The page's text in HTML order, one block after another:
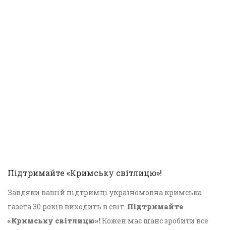
Підтримайте «Кримську світлицю»!
Завдяки вашій підтримці україномовна кримська
газета 30 років виходить в світ. Підтримайте
«Кримську світлицю»! Кожен має шанс зробити все